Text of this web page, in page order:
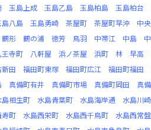
玉島上成 玉島乙島 玉島柏島 玉島柏台
島八島 玉島勇崎 茶屋町 茶屋町早沖 中央
鶴形 鶴の浦 徳芳 鳥羽 中帯江 中島
王寺町 八軒屋 浜ノ茶屋 浜町 林 早高
田 福田町東塚 福田町広江 福田町福田
真備町有井 真備町市場 真備町岡田
真
島相生町 水島青葉町 水島海岸通
水島川
寿町 水島西栄町 水島西千鳥町 水島西常